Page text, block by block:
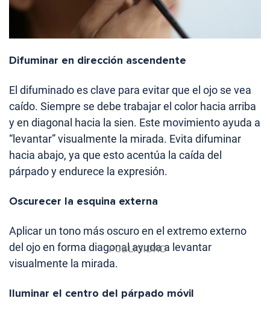
Difuminar en dirección ascendente
El difuminado es clave para evitar que el ojo se vea
caído. Siempre se debe trabajar el color hacia arriba
y en diagonal hacia la sien. Este movimiento ayuda a
“levantar” visualmente la mirada. Evita difuminar
hacia abajo, ya que esto acentúa la caída del
párpado y endurece la expresión.
Oscurecer la esquina externa
Aplicar un tono más oscuro en el extremo externo
del ojo en forma diagonal ayuda a levantar
visualmente la mirada.
Iluminar el centro del párpado móvil